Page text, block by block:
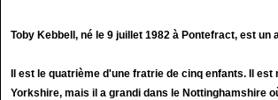
Toby Kebbell, né le 9 juillet 1982 à Pontefract, est un
Il est le quatrième d'une fratrie de cinq enfants. Il
Yorkshire, mais il a grandi dans le Nottinghamshire